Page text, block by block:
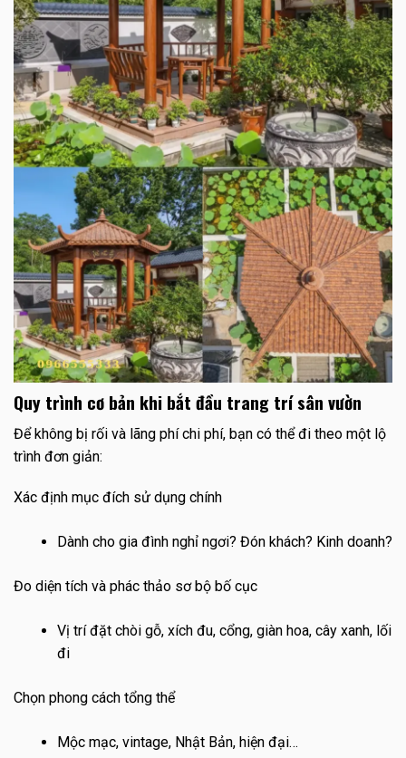
Quy trình cơ bản khi bắt đầu trang trí sân vườn
Để không bị rối và lãng phí chi phí, bạn có thể đi theo một lộ
trình đơn giản:
Xác định mục đích sử dụng chính
Dành cho gia đình nghỉ ngơi? Đón khách? Kinh doanh?
Đo diện tích và phác thảo sơ bộ bố cục
Vị trí đặt chòi gỗ, xích đu, cổng, giàn hoa, cây xanh, lối
đi
Chọn phong cách tổng thể
Mộc mạc, vintage, Nhật Bản, hiện đại…